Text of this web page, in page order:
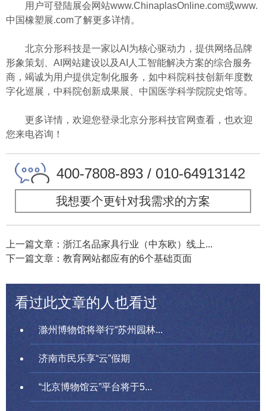
用户可登陆展会网站www.ChinaplasOnline.com或www.
中国橡塑展.com了解更多详情。
北京分形科技是一家以AI为核心驱动力，提供网络品牌
形象策划、AI网站建设以及AI人工智能解决方案的综合服务
商，竭诚为用户提供定制化服务，如中科院科技创新年度数
字化巡展，中科院创新成果展、中国医学科学院院史馆等。
更多详情，欢迎您登录北京分形科技官网查看，也欢迎
您来电咨询！
400-7808-893 / 010-64913142
我想要个更针对我需求的方案
上一篇文章：浙江名品家具行业（中东欧）线上...
下一篇文章：教育网站都应有的6个基础页面
看过此文章的人也看过
滁州博物馆将举行“苏州园林...
济南市民乐享“云”假期
“北京博物馆云”平台将于5...